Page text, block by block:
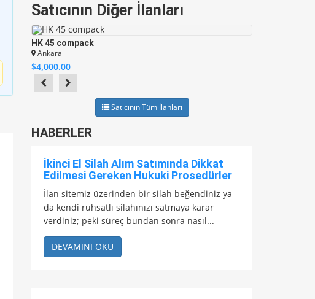
Satıcının Diğer İlanları
HK 45 compack
Ankara
$4,000.00
Satıcının Tüm İlanları
HABERLER
İkinci El Silah Alım Satımında Dikkat
Edilmesi Gereken Hukuki Prosedürler
İlan sitemiz üzerinden bir silah beğendiniz ya
da kendi ruhsatlı silahınızı satmaya karar
verdiniz; peki süreç bundan sonra nasıl...
DEVAMINI OKU